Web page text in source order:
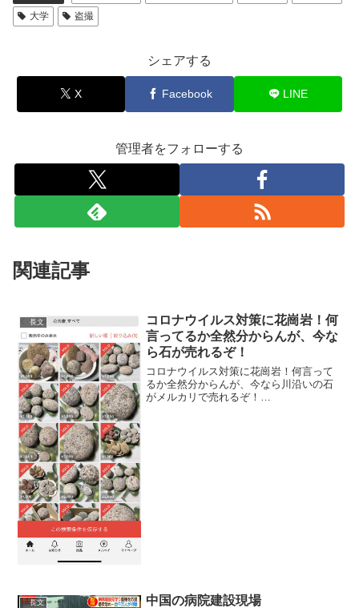
大学
盗撮
シェアする
X Facebook LINE
管理者をフォローする
関連記事
長文
コロナウイルス対策に花崗岩！何
言ってるか全然分からんが、今な
ら石が売れるぞ！
コロナウイルス対策に花崗岩！何言って
るか全然分からんが、今なら川沿いの石
がメルカリで売れるぞ！
長文 中国の病院建設現場